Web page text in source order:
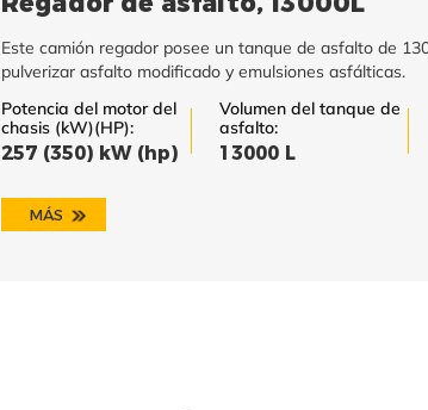
Este camión regador posee un tanque de asfalto de
pulverizar asfalto modificado y emulsiones asfálticas.
Potencia del motor del
chasis (kW)(HP):
257 (350) kW (hp)
Volumen del tanque de
asfalto:
13000 L
MÁS